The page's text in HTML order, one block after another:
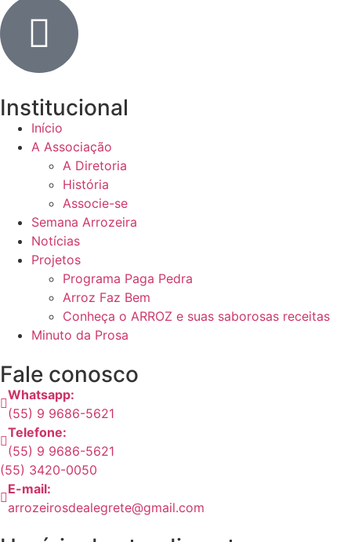
Institucional
Início
A Associação
A Diretoria
História
Associe-se
Semana Arrozeira
Notícias
Projetos
Programa Paga Pedra
Arroz Faz Bem
Conheça o ARROZ e suas saborosas receitas
Minuto da Prosa
Fale conosco
Whatsapp:
(55) 9 9686-5621
Telefone:
(55) 9 9686-5621
(55) 3420-0050
E-mail:
arrozeirosdealegrete@gmail.com